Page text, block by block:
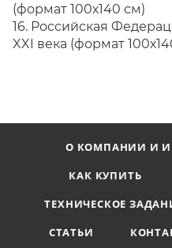
(формат 100х140 см)
16. Российская
XXI века
О КОМПАНИИ И
КАК КУПИТЬ
ТЕХНИЧЕСКОЕ
СТАТЬИ